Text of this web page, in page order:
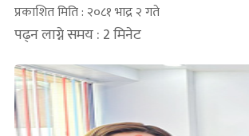
प्रकाशित मिति : २०८१ भाद्र २ गते
पढ्न लाग्ने समय : 2 मिनेट